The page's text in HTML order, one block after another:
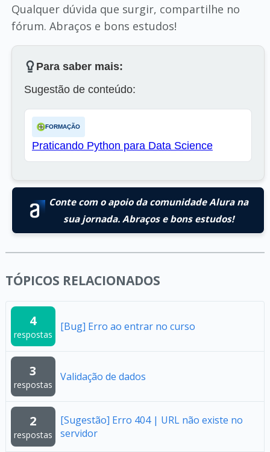
Qualquer dúvida que surgir, compartilhe no
fórum. Abraços e bons estudos!
Para saber mais:
Sugestão de conteúdo:
FORMAÇÃO
Praticando Python para Data Science
Conte com o apoio da comunidade Alura na
sua jornada. Abraços e bons estudos!
TÓPICOS RELACIONADOS
4
respostas
[Bug] Erro ao entrar no curso
3
respostas
Validação de dados
2
respostas
[Sugestão] Erro 404 | URL não existe no
servidor